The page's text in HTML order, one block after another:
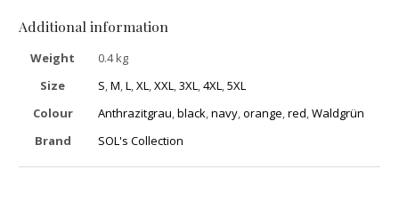
Additional information
Weight
0.4 kg
Size
S,M,L,XL,XXL,3XL,4XL,5XL
Colour
Anthrazitgrau,black,navy,orange,red,Waldgrün
Brand
SOL's Collection